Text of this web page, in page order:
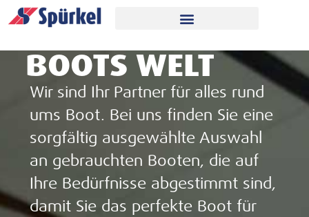
BOOTS WELT
Wir sind Ihr Partner für alles rund
ums Boot. Bei uns finden Sie eine
sorgfältig ausgewählte Auswahl
an gebrauchten Booten, die auf
Ihre Bedürfnisse abgestimmt sind,
damit Sie das perfekte Boot für